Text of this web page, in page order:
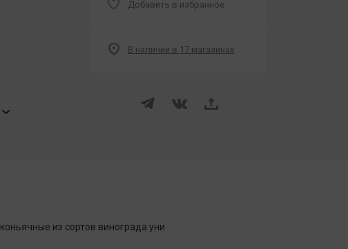
Добавить в избранное
В наличии в 17 магазинах
из сортов винограда уни